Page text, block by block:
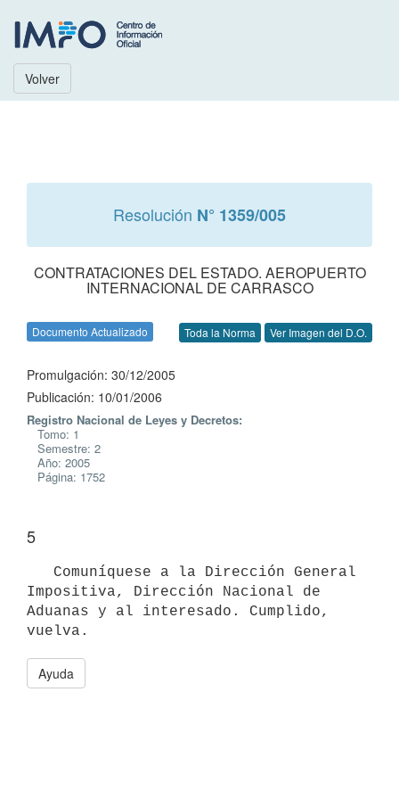
Volver
Resolución N° 1359/005
CONTRATACIONES DEL ESTADO. AEROPUERTO
INTERNACIONAL DE CARRASCO
Documento Actualizado Toda la Norma Ver Imagen del D.O.
Promulgación: 30/12/2005
Publicación: 10/01/2006
Registro Nacional de Leyes y Decretos:
Tomo: 1
Semestre: 2
Año: 2005
Página: 1752
5
Impositiva, Dirección Nacional de
Aduanas y al interesado. Cumplido,
vuelva.
Ayuda